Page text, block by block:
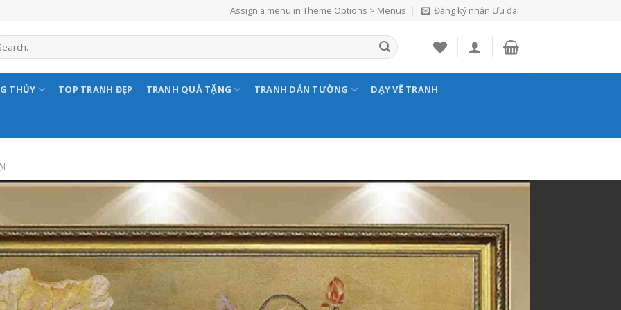
Assign a menu in Theme Options > Menus Đăng ký nhận Ưu đãi
THỦY TOP TRANH ĐẸP TRANH QUÀ TẶNG TRANH DÁN TƯỜNG DẠY VẼ TRANH